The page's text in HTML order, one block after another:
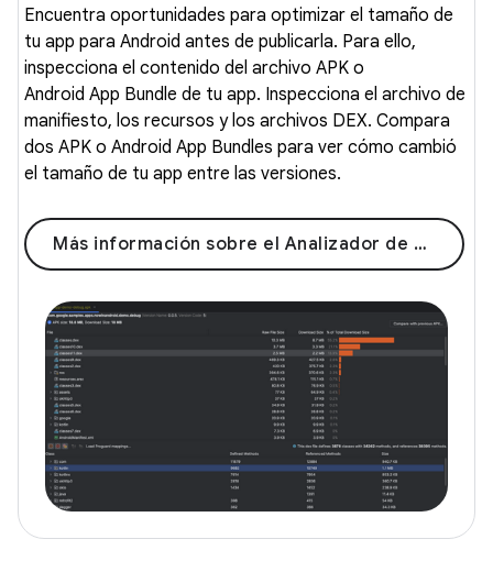
Encuentra oportunidades para optimizar el tamaño de
tu app para Android antes de publicarla. Para ello,
inspecciona el contenido del archivo APK o
Android App Bundle de tu app. Inspecciona el archivo de
manifiesto, los recursos y los archivos DEX. Compara
dos APK o Android App Bundles para ver cómo cambió
el tamaño de tu app entre las versiones.
Más información sobre el Analizador de APK